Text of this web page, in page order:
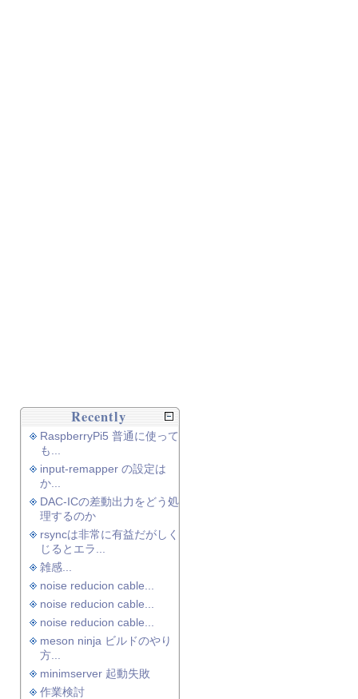
Recently
RaspberryPi5 普通に使って
も...
input-remapper の設定は
か...
DAC-ICの差動出力をどう処
理するのか
rsyncは非常に有益だがしく
じるとエラ...
雑感...
noise reducion cable...
noise reducion cable...
noise reducion cable...
meson ninja ビルドのやり
方...
minimserver 起動失敗
作業検討